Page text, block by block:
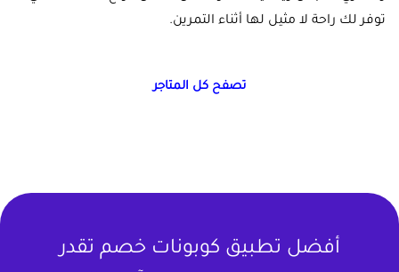
توفر لك راحة لا مثيل لها أثناء التمرين.
تصفح كل المتاجر
أفضل تطبيق كوبونات خصم تقدر